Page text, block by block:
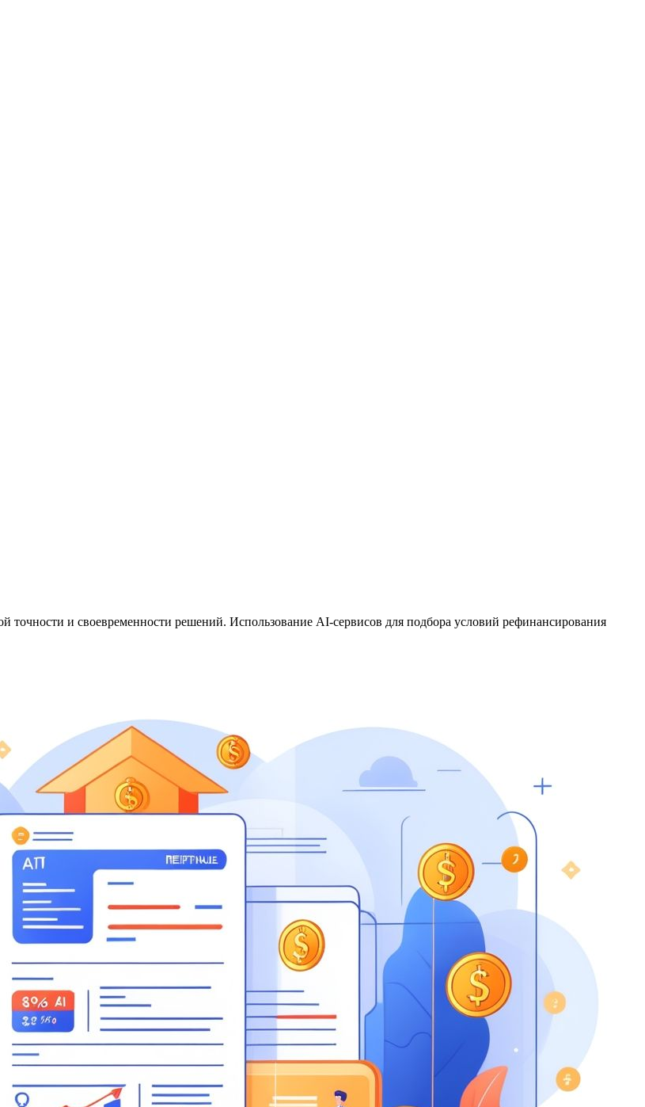
и своевременности решений. Использование AI-сервисов для подбора условий рефинансирования